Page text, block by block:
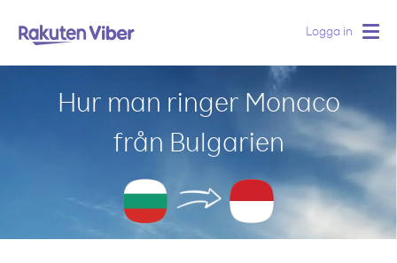
Logga in
Hur man ringer Monaco
från Bulgarien